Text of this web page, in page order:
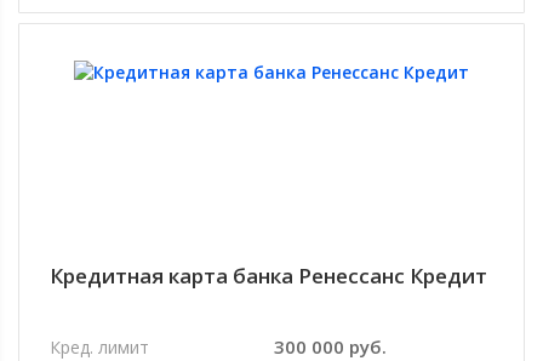
Кредитная карта банка Ренессанс Кредит
Кред. лимит 300 000 руб.